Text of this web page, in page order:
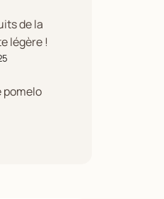
de la
légère !
pomelo